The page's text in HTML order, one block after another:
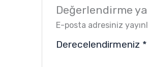
Değerlendirme
E-posta adresiniz
Derecelendirmeniz *